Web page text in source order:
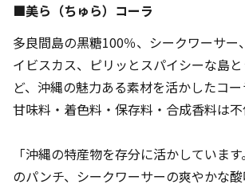
■美ら（ちゅら）コーラ
多良間島の黒糖100％、シークワーサー
イビスカス、ピリッとスパイシーな島
ど、沖縄の魅力ある素材を活かしたコ
甘味料・着色料・保存料・合成香料は不
「沖縄の特産物を存分に活かしていま
のパンチ、シークワーサーの爽やかな